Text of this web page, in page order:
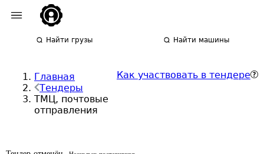
Найти грузы Найти машины
Главная
Тендеры
ТМЦ, почтовые
отправления
Как участвовать в тендере